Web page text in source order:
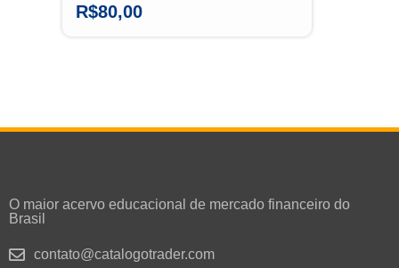
R$80,00
O maior acervo educacional de mercado financeiro do
Brasil
contato@catalogotrader.com